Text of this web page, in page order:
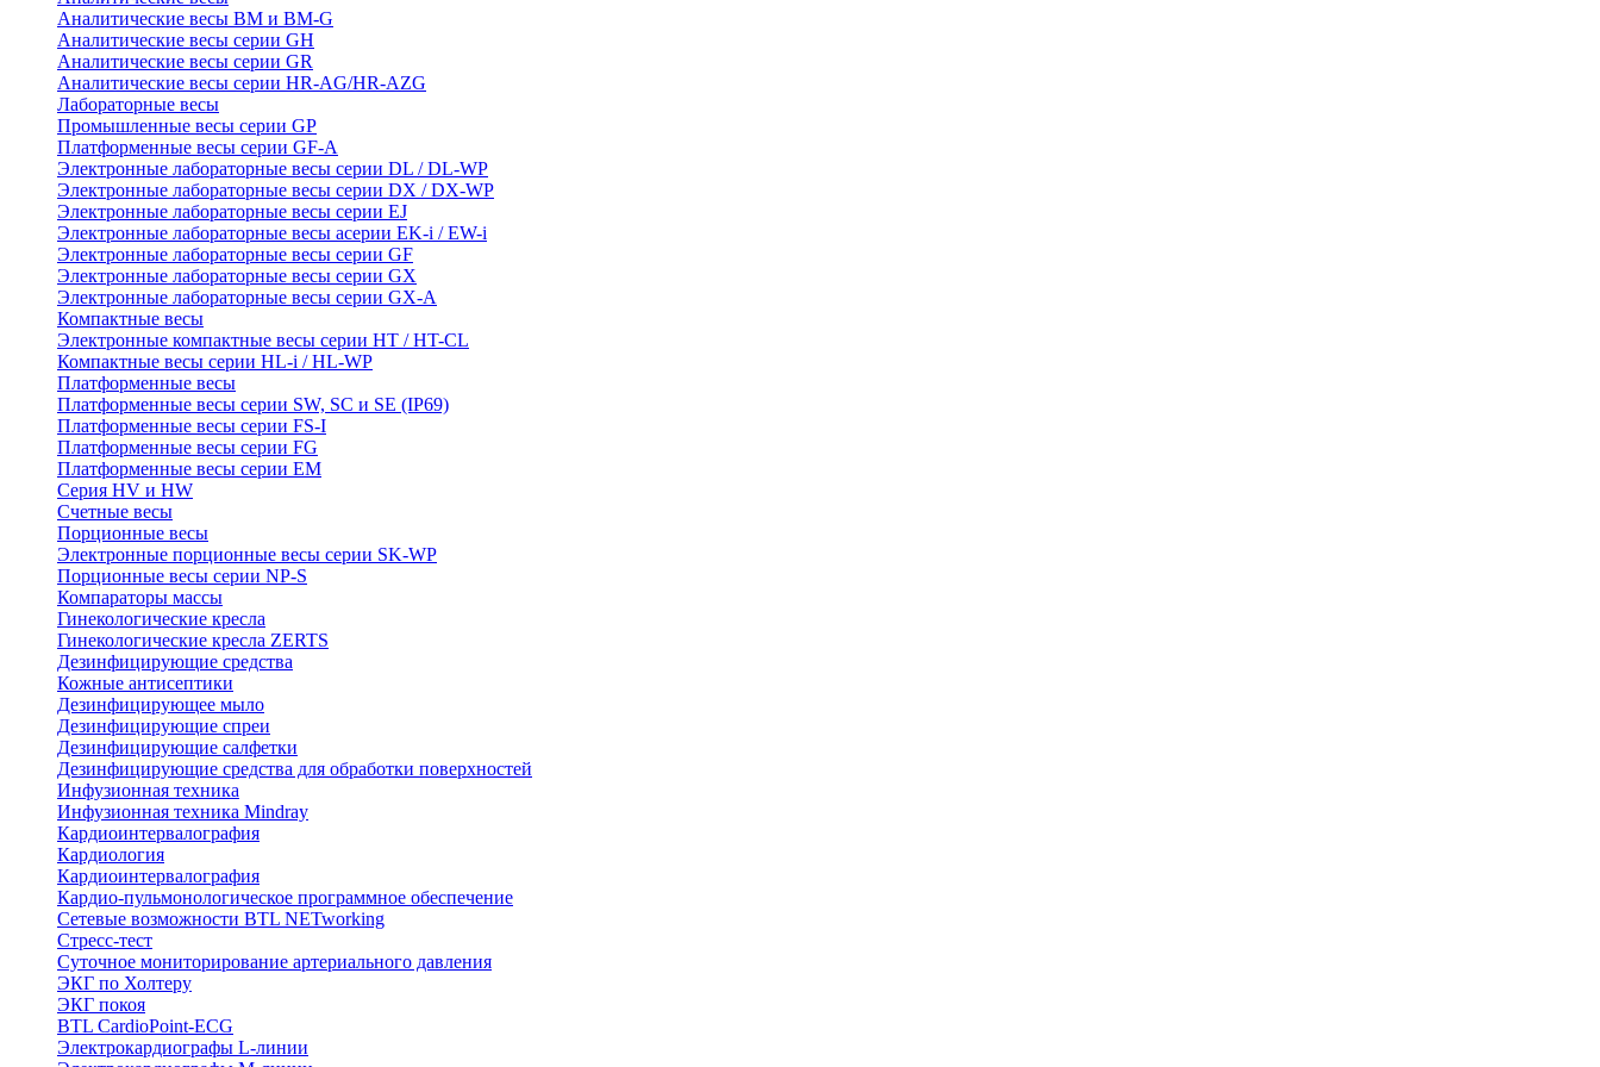
Аналитические весы BM и BM-G
Аналитические весы серии GH
Аналитические весы серии GR
Аналитические весы серии HR-AG/HR-AZG
Лабораторные весы
Промышленные весы серии GP
Платформенные весы серии GF-A
Электронные лабораторные весы серии DL / DL-WP
Электронные лабораторные весы серии DX / DX-WP
Электронные лабораторные весы серии EJ
Электронные лабораторные весы aсерии EK-i / EW-i
Электронные лабораторные весы серии GF
Электронные лабораторные весы серии GX
Электронные лабораторные весы серии GX-A
Компактные весы
Электронные компактные весы серии HT / HT-CL
Компактные весы серии HL-i / HL-WP
Платформенные весы
Платформенные весы серии SW, SC и SE (IP69)
Платформенные весы серии FS-I
Платформенные весы серии FG
Платформенные весы серии EM
Серия HV и HW
Счетные весы
Порционные весы
Электронные порционные весы серии SK-WP
Порционные весы серии NP-S
Компараторы массы
Гинекологические кресла
Гинекологические кресла ZERTS
Дезинфицирующие средства
Кожные антисептики
Дезинфицирующее мыло
Дезинфицирующие спреи
Дезинфицирующие салфетки
Дезинфицирующие средства для обработки поверхностей
Инфузионная техника
Инфузионная техника Mindray
Кардиоинтервалография
Кардиология
Кардиоинтервалография
Кардио-пульмонологическое программное обеспечение
Сетевые возможности BTL NETworking
Стресс-тест
Суточное мониторирование артериального давления
ЭКГ по Холтеру
ЭКГ покоя
BTL CardioPoint-ECG
Электрокардиографы L-линии